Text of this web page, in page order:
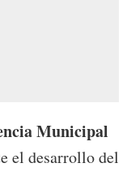
Municipal
el desarrollo del